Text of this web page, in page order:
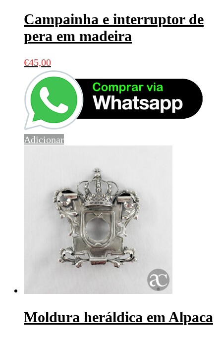
Campainha e interruptor de
pera em madeira
€45,00
Adicionar
Moldura heráldica em Alpaca